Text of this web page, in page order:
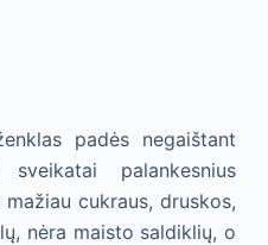
padės negaištant
palankesnius
cukraus, druskos,
nėra maisto saldiklių, o